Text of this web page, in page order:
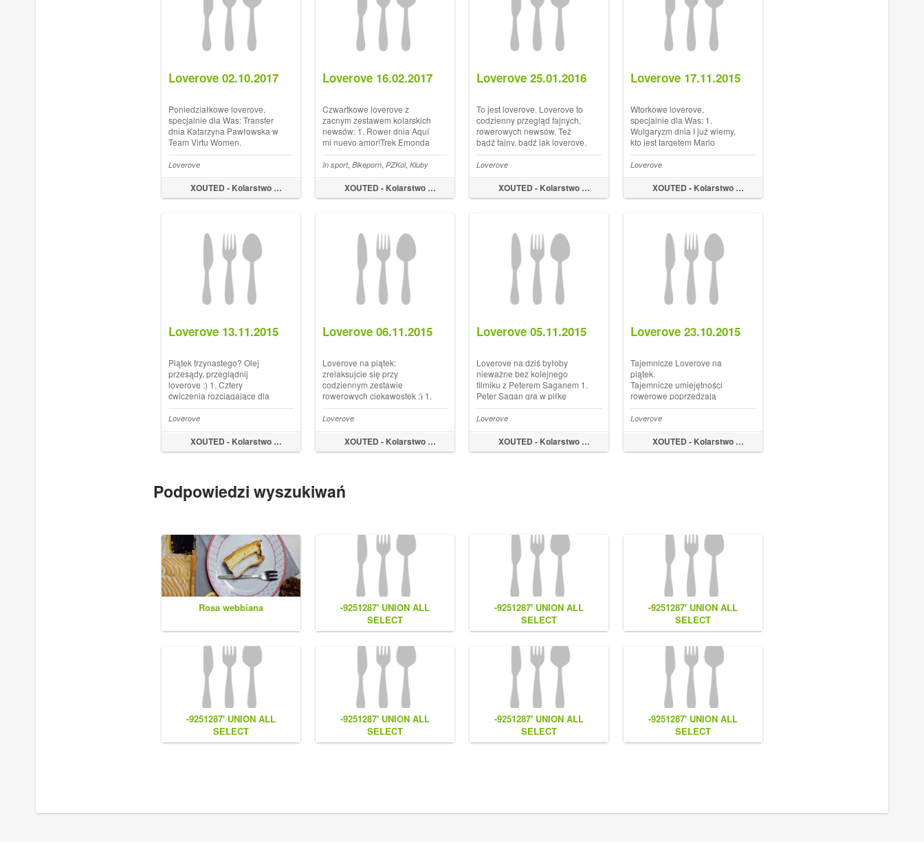
Loverove 02.10.2017
Poniedziałkowe loverove,
specjalnie dla Was: Transfer
dnia Katarzyna Pawłowska w
Team Virtu Women.
https://t.co/sX4eD2dbt5
pic.twitter.com/YdZeBrVG4J
rowery.org
XOUTED - Kolarstwo by Marek Tyniec
Loverove
Loverove 16.02.2017
Czwartkowe loverove z
zacnym zestawem kolarskich
newsów: 1. Rower dnia Aquí
mi nuevo amor!Trek Emonda
Giro-Tour-Vuelta
XOUTED - Kolarstwo by Marek Tyniec
In sport, Bikeporn, PZKol, Kluby
Loverove 25.01.2016
To jest loverove. Loverove to
codzienny przegląd fajnych,
rowerowych newsów. Też
bądź fajny, bądź jak loverove.
E nie, sorry, bez takich
bzdurek ;). Jak w każdy
poniedziałek mam dla Was
przyjemnościowy zestaw
rowerowych ciekawostek do
XOUTED - Kolarstwo by Marek Tyniec
Loverove
Loverove 17.11.2015
Wtorkowe loverove,
specjalnie dla Was: 1.
Wulgaryzm dnia I już wiemy,
kto jest targetem Mario
Cipolliniego: Gran Fondo
Miami Posted by Mario
Cipollini on Sunday, 15
November 2015 2. Offseason
Mai Włoszczowskiej Kolejny
XOUTED - Kolarstwo by Marek Tyniec
Loverove
Loverove 13.11.2015
Piątek trzynastego? Olej
przesądy, przeglądnij
loverove :) 1. Cztery
ćwiczenia rozciągające dla
kolarzy Want faster bike
splits? Consider adding these
4 stretches to your training
routine.
https://t.co/DC5YiGa0Ek
XOUTED - Kolarstwo by Marek Tyniec
Loverove
Loverove 06.11.2015
Loverove na piątek:
zrelaksujcie się przy
codziennym zestawie
rowerowych ciekawostek :) 1.
Morawski Kras Dostęp do
imponującej jakości
kolarskich wideo jest
powalający. Tym razem
sprawdźcie, jak z rowerowej
XOUTED - Kolarstwo by Marek Tyniec
Loverove
Loverove 05.11.2015
Loverove na dziś byłoby
nieważne bez kolejnego
filmiku z Peterem Saganem 1.
Peter Sagan gra w piłkę
(rowerową) Czym jeszcze tej
jesieni zadziwi nas słowacki
mistrz świata? 2. Podia x
Festka x Żelazna kurtyna
Pewnie pamiętacie, że d...
XOUTED - Kolarstwo by Marek Tyniec
Loverove
Loverove 23.10.2015
Tajemnicze Loverove na
piątek.
Tajemnicze umiejętności
rowerowe poprzedzają
imponującą i tajemniczą
innowację techniczną. 1.
Tajemnicza sztuka króliczych
skoków z Tomem Meeusenem
Na filmach instruktażowych
XOUTED - Kolarstwo by Marek Tyniec
Loverove
Podpowiedzi wyszukiwań
Rosa webbiana
-9251287' UNION ALL
SELECT
NULL,NULL,NULL,CONCAT(0x7e55767a616b77,
(1),0x6166786179557e) #
-9251287' UNION ALL
SELECT
NULL,CONCAT(0x7e55767a616b77,
(1),0x6166786179557e),NULL
#
-9251287' UNION ALL
SELECT
NULL,NULL,CONCAT(0x7e55767a616b77,
(1),0x6166786179557e) #
-9251287' UNION ALL
SELECT
CONCAT(0x7e55767a616b77,
-9251287' UNION ALL
SELECT
NULL,CONCAT(0x7e55767a616b77,
-9251287' UNION ALL
SELECT
CONCAT(0x7e55767a616b77,
-9251287' UNION ALL
SELECT
CONCAT(0x7e55767a616b77,